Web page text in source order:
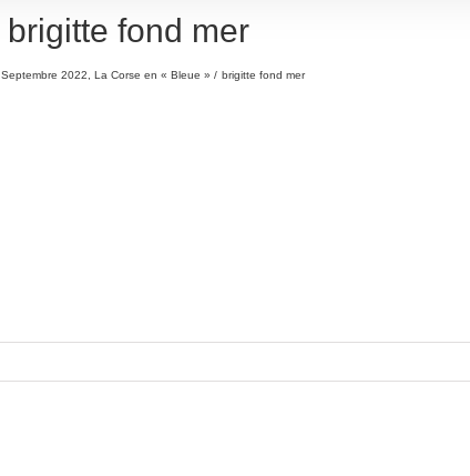
brigitte fond mer
Septembre 2022, La Corse en « Bleue » brigitte fond mer